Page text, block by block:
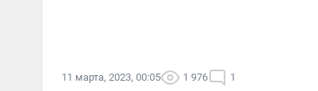
11 марта, 2023, 00:05 1 976 1